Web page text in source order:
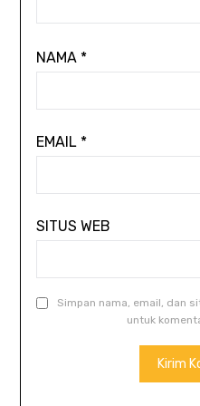
NAMA *
EMAIL *
SITUS WEB
Simpan nama, email, dan
untuk